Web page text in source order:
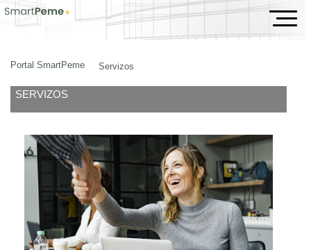
Servizos
Portal SmartPeme Servizos
SERVIZOS